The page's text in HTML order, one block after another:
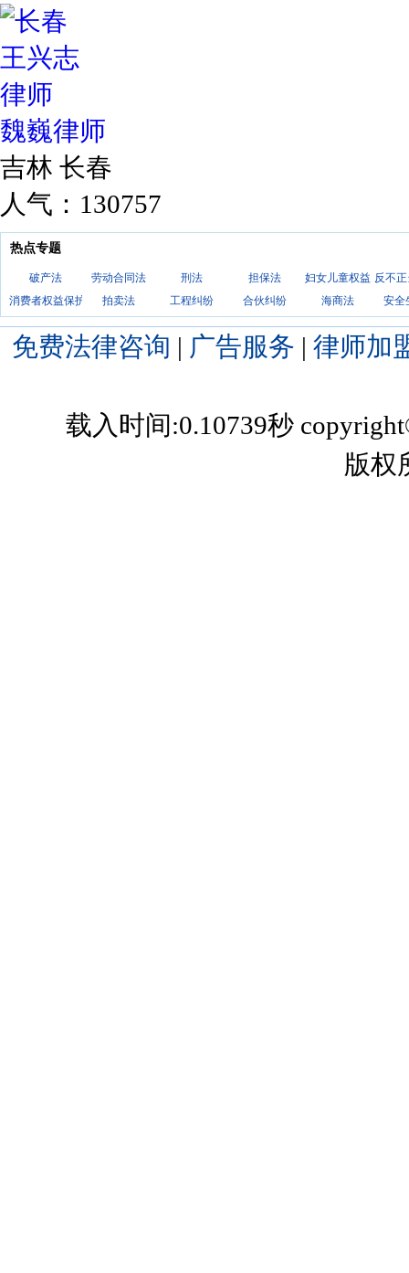
魏巍律师
吉林 长春
人气：130757
热点专题
破产法 劳动合同法 刑法 担保法 妇女儿童权益 反不
消费者权益保护法
拍卖法 工程纠纷 合伙纠纷 海商法 安全
免费法律咨询 | 广告服务 | 律师加
载入时间:0.10739秒
版权